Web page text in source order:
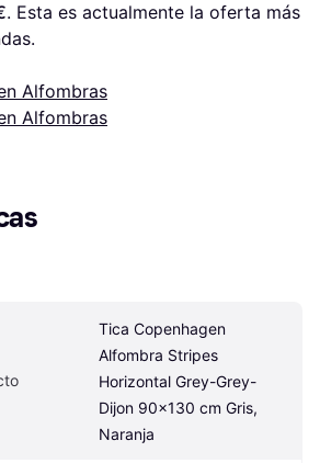
. Esta es actualmente la oferta más
Alfombras
Alfombras
Tica Copenhagen
Alfombra Stripes
Horizontal Grey-Grey-
Dijon 90x130 cm Gris,
Naranja